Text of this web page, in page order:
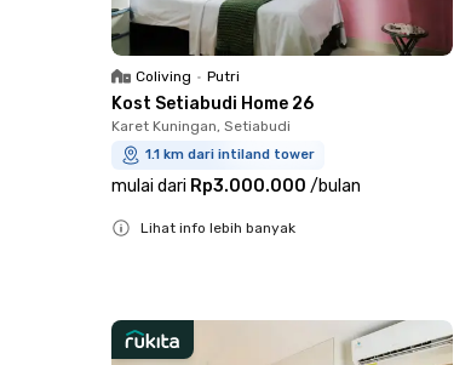
Coliving • Putri
Kost Setiabudi Home 26
Karet Kuningan, Setiabudi
1.1 km dari intiland tower
mulai dari Rp3.000.000 /bulan
Lihat info lebih banyak